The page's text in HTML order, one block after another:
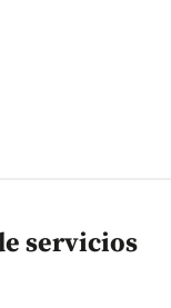
servicios